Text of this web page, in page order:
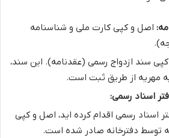
اصل و کپی کارت ملی و شناسنامه
سند ازدواج رسمی (عقدنامه). این سند،
مهریه از طریق ثبت است.
اسناد رسمی:
اسناد رسمی اقدام کرده اید، اصل و کپی
که توسط دفترخانه صادر شده است.